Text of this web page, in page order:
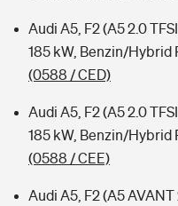
Audi A5, F2 (A5 2.0
185 kW, Benzin/Hybrid
(0588 / CED)
Audi A5, F2 (A5 2.0
185 kW, Benzin/Hybrid
(0588 / CEE)
Audi A5, F2 (A5 AVANT